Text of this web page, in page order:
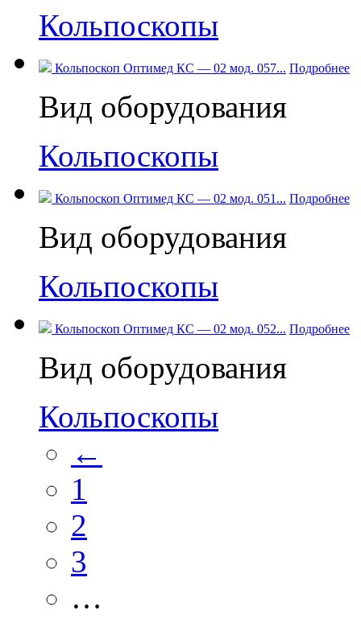
Кольпоскопы
Кольпоскоп Оптимед КС — 02 мод. 057... Подробнее
Вид оборудования
Кольпоскопы
Кольпоскоп Оптимед КС — 02 мод. 051... Подробнее
Вид оборудования
Кольпоскопы
Кольпоскоп Оптимед КС — 02 мод. 052... Подробнее
Вид оборудования
Кольпоскопы
←
1
2
3
…